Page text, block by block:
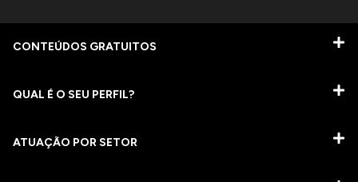
CONTEÚDOS GRATUITOS
QUAL É O SEU PERFIL?
ATUAÇÃO POR SETOR